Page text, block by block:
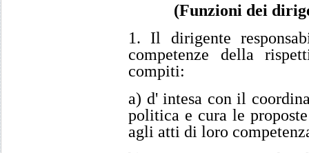
(Funzioni dei
1. Il dirigente
competenze della
compiti:
a) d' intesa con il
politica e cura le
agli atti di loro